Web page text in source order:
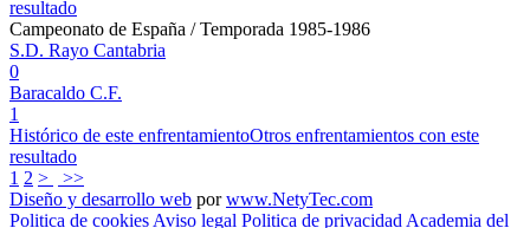
resultado
Campeonato de España / Temporada 1985-1986
S.D. Rayo Cantabria
0
Baracaldo C.F.
1
Histórico de este enfrentamientoOtros enfrentamientos con este
resultado
1 2 >
>>
Diseño y desarrollo web porwww.NetyTec.com
Politica de cookies Aviso legal Politica de privacidad Academia del